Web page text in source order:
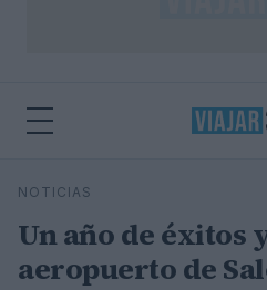
Buscar
NOTICIAS
Un año de éxitos
aeropuerto de